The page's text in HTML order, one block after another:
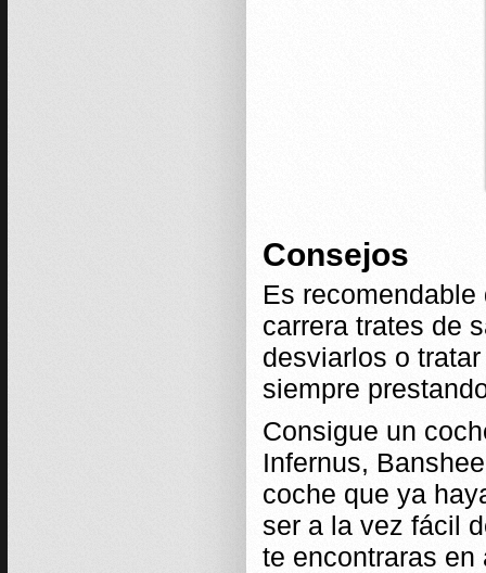
Consejos
Es
carrera trates de
desviarlos o
siempre
Consigue un
Infernus,
coche que ya
ser a la vez fácil
te encontraras en